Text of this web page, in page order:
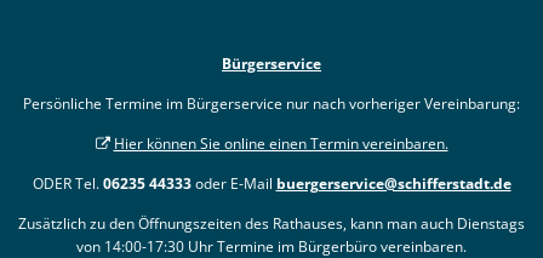
Bürgerservice
Persönliche Termine im Bürgerservice nur nach vorheriger Vereinbarung:
Hier können Sie online einen Termin vereinbaren.
ODER Tel.06235 44333oder E-Mail buergerservice@schifferstadt.de
Zusätzlich zu den Öffnungszeiten des Rathauses, kann man auch Dienstags
von 14:00-17:30 Uhr Termine im Bürgerbüro vereinbaren.